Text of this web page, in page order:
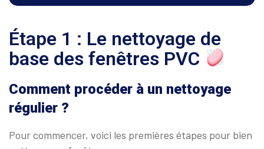
Étape 1 : Le nettoyage de
base des fenêtres PVC
Comment procéder à un nettoyage
régulier ?
Pour commencer, voici les premières étapes pour bien